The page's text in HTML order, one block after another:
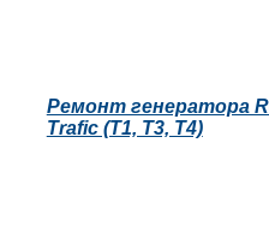
Ремонт генератора
Trafic (T1, T3, T4)